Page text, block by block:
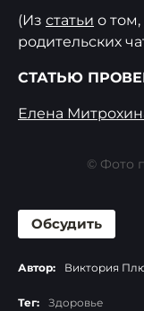
(Из статьи о
родительских
СТАТЬЮ
Елена
© Фото
Обсудить
Автор: Виктория
Тег: Здоровье